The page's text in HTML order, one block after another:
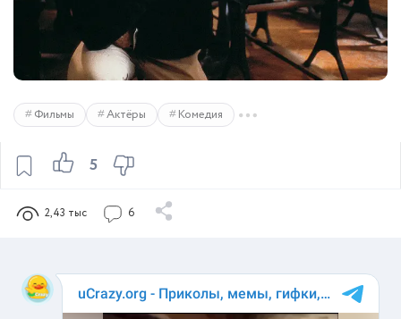
5
Фильмы Актёры Комедия
2,43 тыс 6